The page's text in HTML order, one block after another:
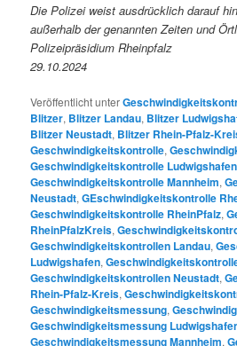
Die Polizei weist ausdrücklich darauf
außerhalb der genannten Zeiten und
Polizeipräsidium Rheinpfalz
29.10.2024
Veröffentlicht unter
Blitzer, Blitzer Landau, Blitzer
Blitzer Neustadt, Blitzer Rhein-Pfalz-
Geschwindigkeitskontrolle,
Geschwindigkeitskontrolle Ludwigshafen
Geschwindigkeitskontrolle Mannheim,
Neustadt,GEschwindigkeitskontrolle
Geschwindigkeitskontrolle RheinPfalz,
RheinPfalzKreis,
Geschwindigkeitskontrollen Landau,
Ludwigshafen,
Geschwindigkeitskontrollen Neustadt,
Rhein-Pfalz-Kreis,
Geschwindigkeitsmessung,
Geschwindigkeitsmessung
Geschwindigkeitsmessung Mannheim,